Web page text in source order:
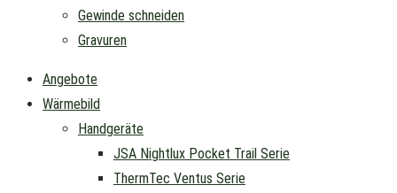
Gewinde schneiden
Gravuren
Angebote
Wärmebild
Handgeräte
JSA Nightlux Pocket Trail Serie
ThermTec Ventus Serie